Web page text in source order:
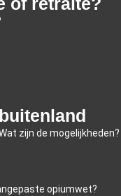
zijn de mogelijkheden?
opiumwet?